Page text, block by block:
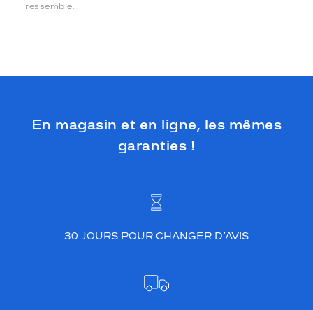
ressemble.
En magasin et en ligne, les mêmes
garanties !
30 JOURS POUR CHANGER D’AVIS